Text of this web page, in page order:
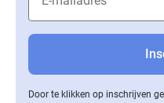
Door te klikken op inschrijven